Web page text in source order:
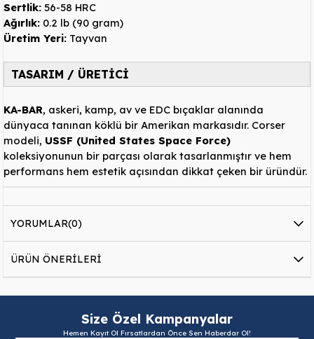
Sertlik: 56-58 HRC
Ağırlık: 0.2 lb (90 gram)
Üretim Yeri: Tayvan
TASARIM / ÜRETİCİ
KA-BAR, askeri, kamp, av ve EDC bıçaklar alanında
dünyaca tanınan köklü bir Amerikan markasıdır. Corser
modeli, USSF (United States Space Force)
koleksiyonunun bir parçası olarak tasarlanmıştır ve hem
performans hem estetik açısından dikkat çeken bir üründür.
YORUMLAR(0)
ÜRÜN ÖNERILERI
Size Özel Kampanyalar
Hemen Kayıt Ol Fırsatlardan Önce Sen Haberdar Ol!